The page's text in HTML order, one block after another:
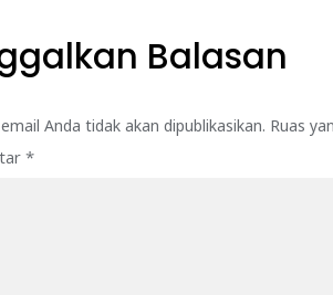
Balasan
Anda tidak akan dipublikasikan. Ruas
*